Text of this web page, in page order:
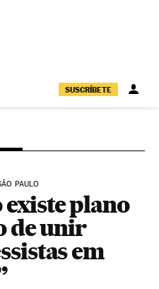
SUSCRÍBETE
PAULO
existe plano
de unir
em